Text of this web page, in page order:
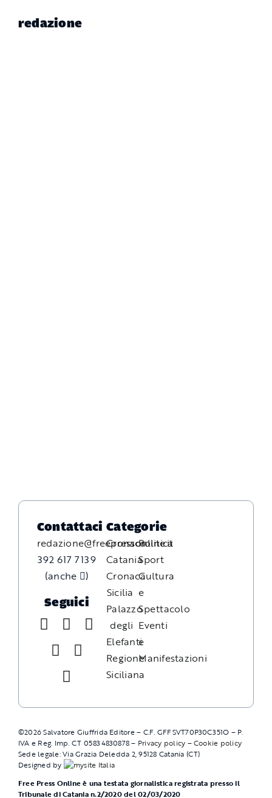
redazione
Contattaci
redazione@freepressonline.it
392 617 7139
(anche
)
Seguici
Categorie
Cronaca
Catania
Cronaca
Sicilia
Palazzo
degli
Elefanti
Regione
Siciliana
Politica
Sport
Cultura
e
Spettacolo
Eventi
e
Manifestazioni
©2026Salvatore Giuffrida Editore – C.F. GFFSVT70P30C351O – P.
IVA e Reg. Imp. CT 05834830878 – Privacy policy –Cookie policy
Sede legale: Via Grazia Deledda 2, 95128 Catania (CT)
Designed by
Free Press Online è una testata giornalistica registrata presso il
Tribunale di Catania n.2/2020 del 02/03/2020